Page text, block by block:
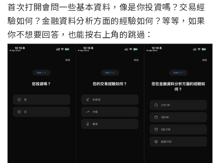
首次打開會問一些基本資料，像是你投資嗎？交易經
驗如何？金融資料分析方面的經驗如何？等等，如果
你不想要回答，也能按右上角的跳過：